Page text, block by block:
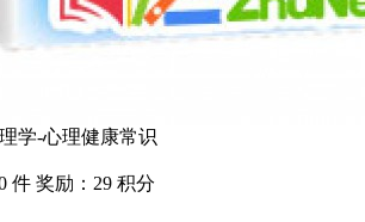
学-心理健康常识
件 奖励：29 积分